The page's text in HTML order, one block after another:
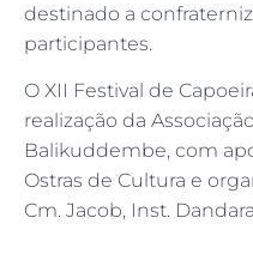
destinado a
participantes.
O XII Festival de
realização da
Balikuddembe, com
Ostras de Cultura e
Cm. Jacob, Inst.